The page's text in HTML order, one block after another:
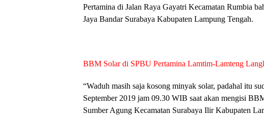
Pertamina di Jalan Raya Gayatri Kecamatan Rumbia
Jaya Bandar Surabaya Kabupaten Lampung Tengah.
BBM Solar di SPBU Pertamina Lamtim-Lamteng
“Waduh masih saja kosong minyak solar, padahal itu
September 2019 jam 09.30 WIB saat akan mengisi
Sumber Agung Kecamatan Surabaya Ilir Kabupaten